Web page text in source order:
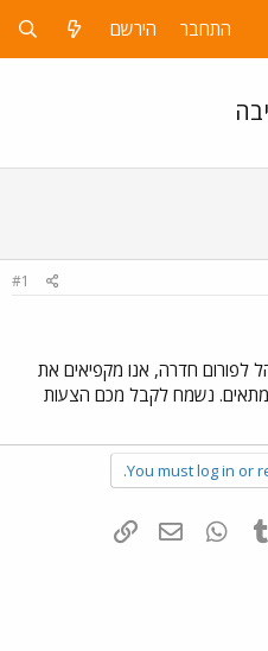
התחבר הירשם
#1
לפורום חדרה, אנו מקפיאים את
נשמח לקבל מכם הצעות
You must log in or
Tumblr
WhatsAppדואר אלקטרוני